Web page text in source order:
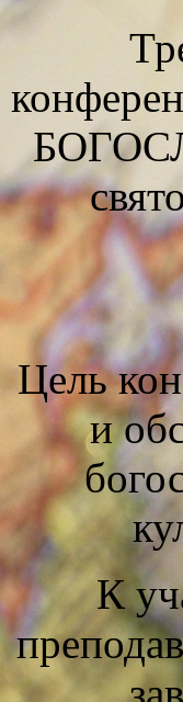
Цель
и
К